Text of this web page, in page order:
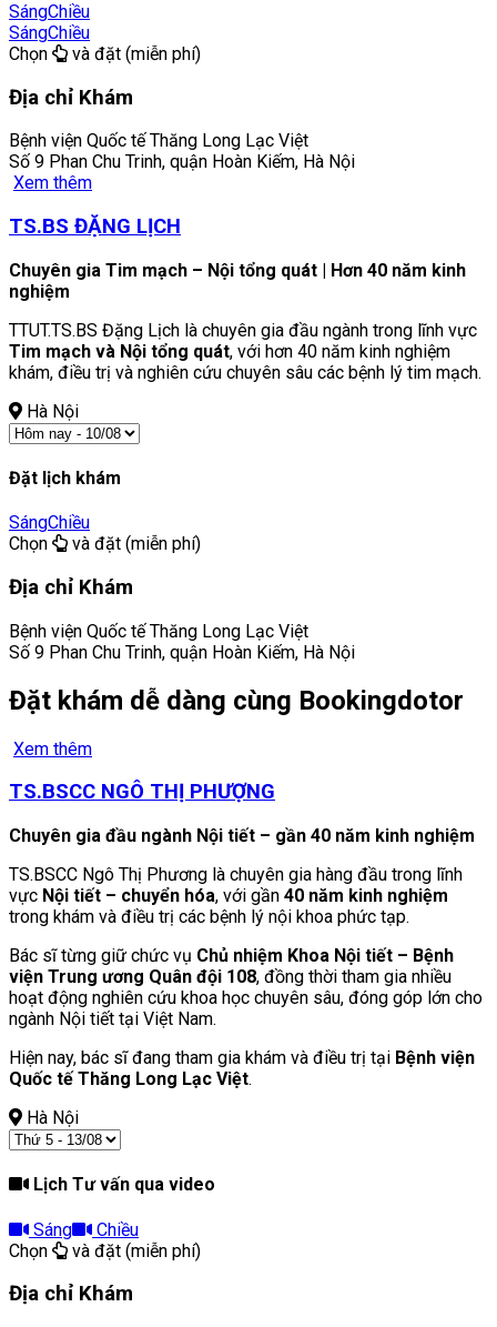
SángChiều
SángChiều
Chọn
và đặt (miễn phí)
Địa chỉ Khám
Bệnh viện Quốc tế Thăng Long Lạc Việt
Số 9 Phan Chu Trinh, quận Hoàn Kiếm, Hà Nội
Xem thêm
TS.BS ĐẶNG LỊCH
Chuyên gia Tim mạch – Nội tổng quát | Hơn 40 năm kinh
nghiệm
TTUT.TS.BS Đặng Lịch là chuyên gia đầu ngành trong lĩnh vực
Tim mạch và Nội tổng quát, với hơn 40 năm kinh nghiệm
khám, điều trị và nghiên cứu chuyên sâu các bệnh lý tim mạch.
Hà Nội
Đặt lịch khám
SángChiều
Chọn
và đặt (miễn phí)
Địa chỉ Khám
Bệnh viện Quốc tế Thăng Long Lạc Việt
Số 9 Phan Chu Trinh, quận Hoàn Kiếm, Hà Nội
Đặt khám dễ dàng cùng Bookingdotor
Xem thêm
TS.BSCC NGÔ THỊ PHƯỢNG
Chuyên gia đầu ngành Nội tiết – gần 40 năm kinh nghiệm
TS.BSCC Ngô Thị Phương là chuyên gia hàng đầu trong lĩnh
vực Nội tiết – chuyển hóa, với gần 40 năm kinh nghiệm
trong khám và điều trị các bệnh lý nội khoa phức tạp.
Bác sĩ từng giữ chức vụ Chủ nhiệm Khoa Nội tiết – Bệnh
viện Trung ương Quân đội 108, đồng thời tham gia nhiều
hoạt động nghiên cứu khoa học chuyên sâu, đóng góp lớn cho
ngành Nội tiết tại Việt Nam.
Hiện nay, bác sĩ đang tham gia khám và điều trị tại Bệnh viện
Quốc tế Thăng Long Lạc Việt.
Hà Nội
Lịch Tư vấn qua video
Sáng
Chiều
Chọn
và đặt (miễn phí)
Địa chỉ Khám